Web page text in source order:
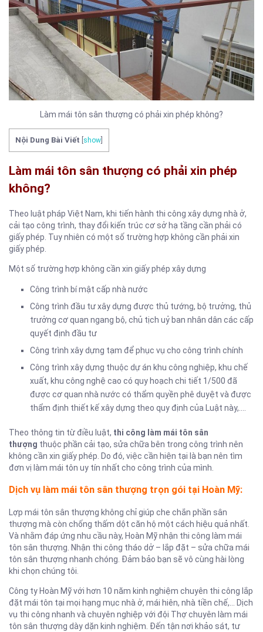
Làm mái tôn sân thượng có phải xin phép không?
Nội Dung Bài Viết show
Làm mái tôn sân thượng có phải xin phép
không?
Theo luật pháp Việt Nam, khi tiến hành thi công xây dựng nhà ở,
cải tạo công trình, thay đổi kiến trúc cơ sở hạ tầng cần phải có
giấy phép. Tuy nhiên có một số trường hợp không cần phải xin
giấy phép.
Một số trường hợp không cần xin giấy phép xây dựng
Công trình bí mật cấp nhà nước
Công trình đầu tư xây dựng được thủ tướng, bộ trưởng, thủ
trưởng cơ quan ngang bộ, chủ tịch uỷ ban nhân dân các cấp
quyết định đầu tư
Công trình xây dựng tạm để phục vụ cho công trình chính
Công trình xây dựng thuộc dự án khu công nghiệp, khu chế
xuất, khu công nghệ cao có quy hoạch chi tiết 1/500 đã
được cơ quan nhà nước có thẩm quyền phê duyệt và được
thẩm định thiết kế xây dựng theo quy định của Luật này,….
Theo thông tin từ điều luật, thi công làm mái tôn sân
thượng thuộc phần cải tạo, sửa chữa bên trong công trình nên
không cần xin giấy phép. Do đó, việc cần hiện tại là bạn nên tìm
đơn vị làm mái tôn uy tín nhất cho công trình của mình.
Dịch vụ làm mái tôn sân thượng trọn gói tại Hoàn Mỹ:
Lợp mái tôn sân thượng không chỉ giúp che chắn phần sân
thượng mà còn chống thấm dột căn hộ một cách hiệu quả nhất.
Và nhằm đáp ứng nhu cầu này, Hoàn Mỹ nhận thi công làm mái
tôn sân thượng. Nhận thi công tháo dở – lắp đặt – sửa chữa mái
tôn sân thượng nhanh chóng. Đảm bảo bạn sẽ vô cùng hài lòng
khi chọn chúng tôi.
Công ty Hoàn Mỹ với hơn 10 năm kinh nghiệm chuyên thi công lắp
đặt mái tôn tại mọi hạng mục nhà ở, mái hiên, nhà tiền chế,… Dịch
vụ thi công nhanh và chuyên nghiệp với đội Thợ chuyên làm mái
tôn sân thượng dày dặn kinh nghiệm. Đến tận nơi khảo sát, tư